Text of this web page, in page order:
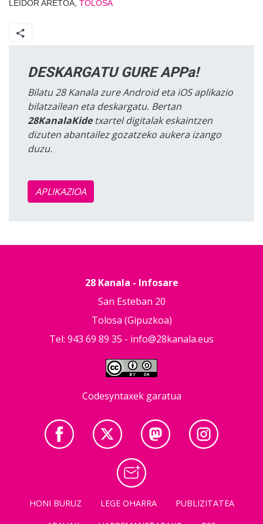
LEIDOR ARETOA, TOLOSA
DESKARGATU GURE APPa!
Bilatu 28 Kanala zure Android eta iOS aplikazio
bilatzailean eta deskargatu. Bertan
28KanalaKidetxartel digitalak eskaintzen
dizuten abantailez gozatzeko aukera izango
duzu.
APLIKAZIOA
28 Kanala - Infosare
San Esteban 20
Tolosa (Gipuzkoa)
Tel: 943 69 89 35 - info@28kanala.eus
Codesyntaxek garatua
HONI BURUZ LEGE OHARRA
PUBLIZITATEA